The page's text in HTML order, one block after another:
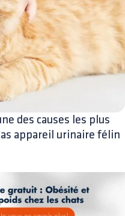
des causes les plus
appareil urinaire félin